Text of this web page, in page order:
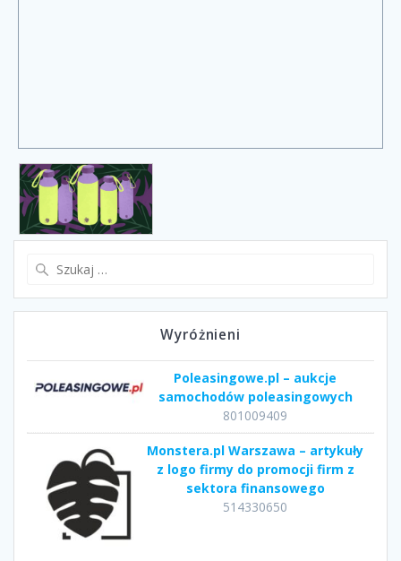
Wyróżnieni
Poleasingowe.pl – aukcje
samochodów poleasingowych
801009409
Monstera.pl Warszawa – artykuły
z logo firmy do promocji firm z
sektora finansowego
514330650